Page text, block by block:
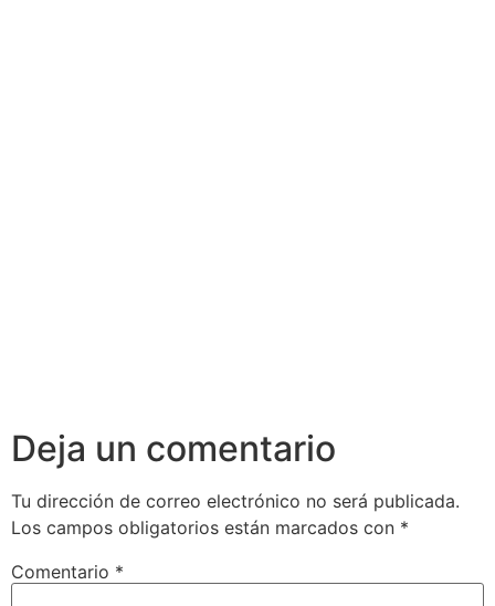
Deja un comentario
Tu dirección de correo electrónico no será publicada.
Los campos obligatorios están marcados con *
Comentario *